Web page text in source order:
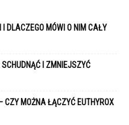
DLACZEGO MÓWI O NIM CAŁY
I ZMNIEJSZYĆ
CZY MOŻNA ŁĄCZYĆ EUTHYROX